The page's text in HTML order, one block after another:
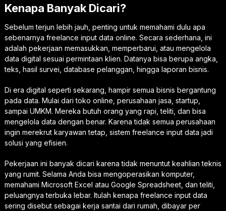
Kenapa Banyak Dicari?
Sebelum terjun lebih jauh, penting untuk memahami dulu apa
sebenarnya freelance input data online. Secara sederhana, ini
adalah pekerjaan memasukkan, memperbarui, atau mengelola
data digital sesuai permintaan klien. Datanya bisa berupa angka,
teks, hasil survei, database pelanggan, hingga laporan bisnis.
Di era digital seperti sekarang, hampir semua bisnis bergantung
pada data. Mulai dari toko online, perusahaan jasa, startup,
sampai UMKM. Mereka butuh orang yang rapi, teliti, dan bisa
mengelola data dengan benar. Karena tidak semua perusahaan
ingin merekrut karyawan tetap, sistem freelance input data jadi
solusi yang efisien.
Pekerjaan ini banyak dicari karena tidak menuntut keahlian teknis
yang rumit. Selama Anda bisa mengoperasikan komputer,
memahami Microsoft Excel atau Google Spreadsheet, dan teliti,
peluangnya terbuka lebar. Itulah kenapa freelance input data
sering disebut sebagai kerja santai dari rumah, dibayar per